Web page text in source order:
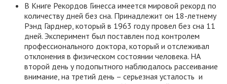
В Книге Рекордов Гинесса имеется мировой рекорд по
количеству дней без сна. Принадлежит он 18-летнему
Рэнд Гарднер, который в 1963 году провел без сна 11
дней. Эксперимент был поставлен под контролем
профессионального доктора, который и отслеживал
отклонения в физическом состоянии человека. НА
второй день у подопытного наблюдалось рассеивание
внимание, на третий день – серьезная усталость и